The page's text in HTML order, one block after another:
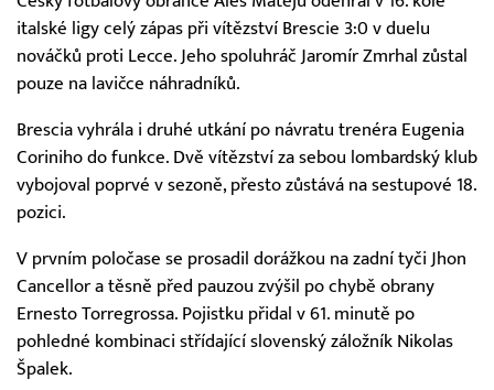
italské ligy celý zápas při vítězství Brescie 3:0 v duelu
nováčků proti Lecce. Jeho spoluhráč Jaromír Zmrhal zůstal
pouze na lavičce náhradníků.
Brescia vyhrála i druhé utkání po návratu trenéra Eugenia
Coriniho do funkce. Dvě vítězství za sebou lombardský klub
vybojoval poprvé v sezoně, přesto zůstává na sestupové 18.
pozici.
V prvním poločase se prosadil dorážkou na zadní tyči Jhon
Cancellor a těsně před pauzou zvýšil po chybě obrany
Ernesto Torregrossa. Pojistku přidal v 61. minutě po
pohledné kombinaci střídající slovenský záložník Nikolas
Špalek.